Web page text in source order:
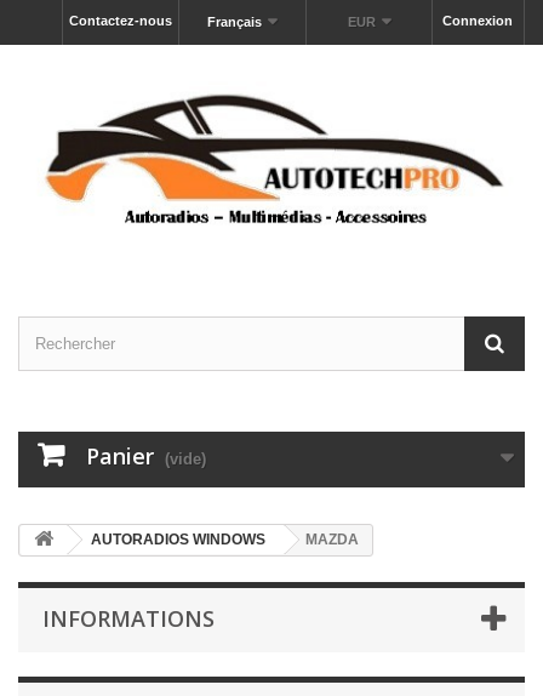
Connexion
EUR
Français
Contactez-nous
Panier (vide)
AUTORADIOS WINDOWS MAZDA
INFORMATIONS